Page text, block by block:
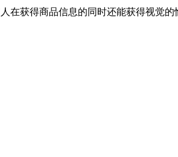
获得商品信息的同时还能获得视觉的